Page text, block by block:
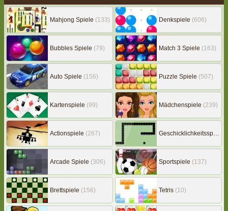
Mahjong Spiele (133) Denkspiele (606)
Bubbles Spiele (79) Match 3 Spiele (163)
Auto Spiele (156) Puzzle Spiele (507)
Kartenspiele (99) Mädchenspiele (239)
Actionspiele (267) Geschicklichkeitsspiele
Arcade Spiele (306) Sportspiele (137)
Brettspiele (156) Tetris (10)